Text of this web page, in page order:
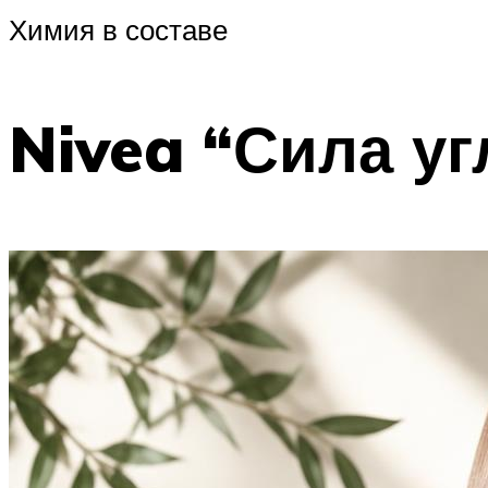
Химия в составе
Nivea “Сила